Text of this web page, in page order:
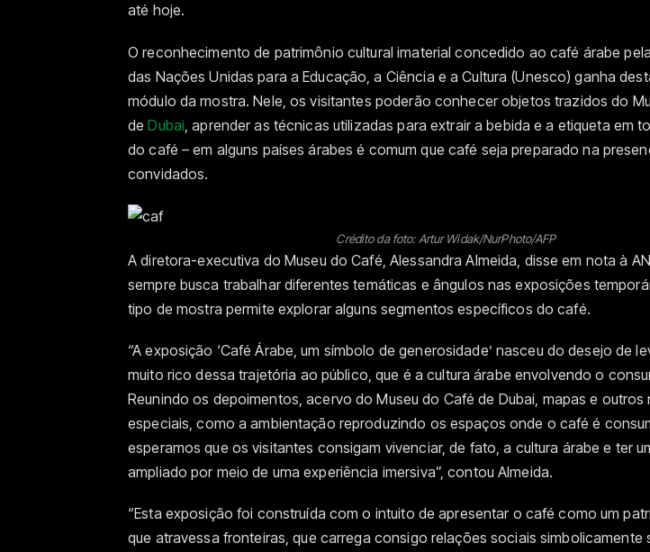
até hoje.
O reconhecimento de patrimônio cultural imaterial concedido ao café árabe
das Nações Unidas para a Educação, a Ciência e a Cultura (Unesco) ganha
módulo da mostra. Nele, os visitantes poderão conhecer objetos trazidos do
deDubai , aprender as técnicas utilizadas para extrair a bebida e a etiqueta em
do café – em alguns países árabes é comum que café seja preparado na
convidados.
Crédito da foto: Artur Widak/NurPhoto/AFP
A diretora-executiva do Museu do Café, Alessandra Almeida, disse em nota à
sempre busca trabalhar diferentes temáticas e ângulos nas exposições
tipo de mostra permite explorar alguns segmentos específicos do café.
“A exposição ‘Café Árabe, um símbolo de generosidade’ nasceu do desejo de
muito rico dessa trajetória ao público, que é a cultura árabe envolvendo o
Reunindo os depoimentos, acervo do Museu do Café de Dubai, mapas e outros
especiais, como a ambientação reproduzindo os espaços onde o café é
esperamos que os visitantes consigam vivenciar, de fato, a cultura árabe e ter
ampliado por meio de uma experiência imersiva”, contou Almeida.
“Esta exposição foi construída com o intuito de apresentar o café como um
que atravessa fronteiras, que carrega consigo relações sociais simbolicamente